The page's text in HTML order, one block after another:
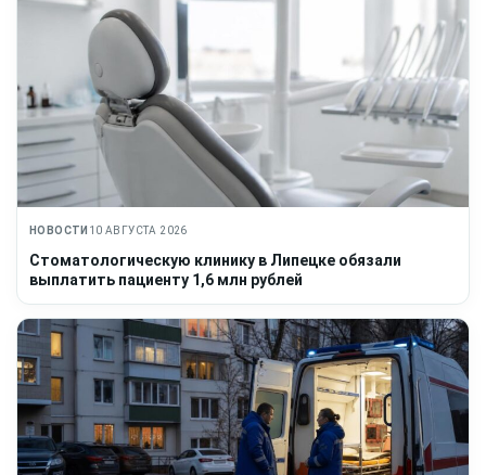
НОВОСТИ 10 АВГУСТА 2026
Стоматологическую клинику в Липецке обязали
выплатить пациенту 1,6 млн рублей